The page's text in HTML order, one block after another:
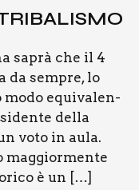
saprà che il 4
da sem­pre, lo
modo equi­va­len­
del­la
voto in aula.
mag­gior­men­te
è un […]